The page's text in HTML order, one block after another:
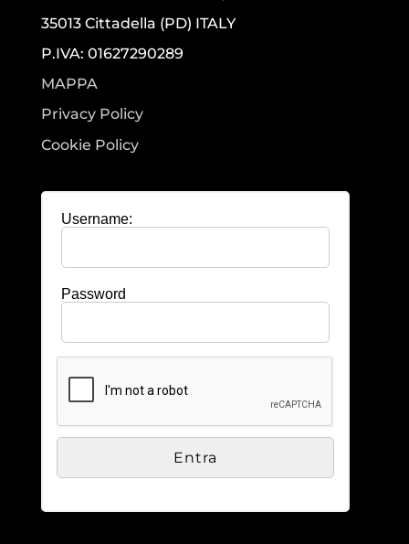
35013 Cittadella (PD) ITALY
P.IVA: 01627290289
MAPPA
Privacy Policy
Cookie Policy
Username:
Password